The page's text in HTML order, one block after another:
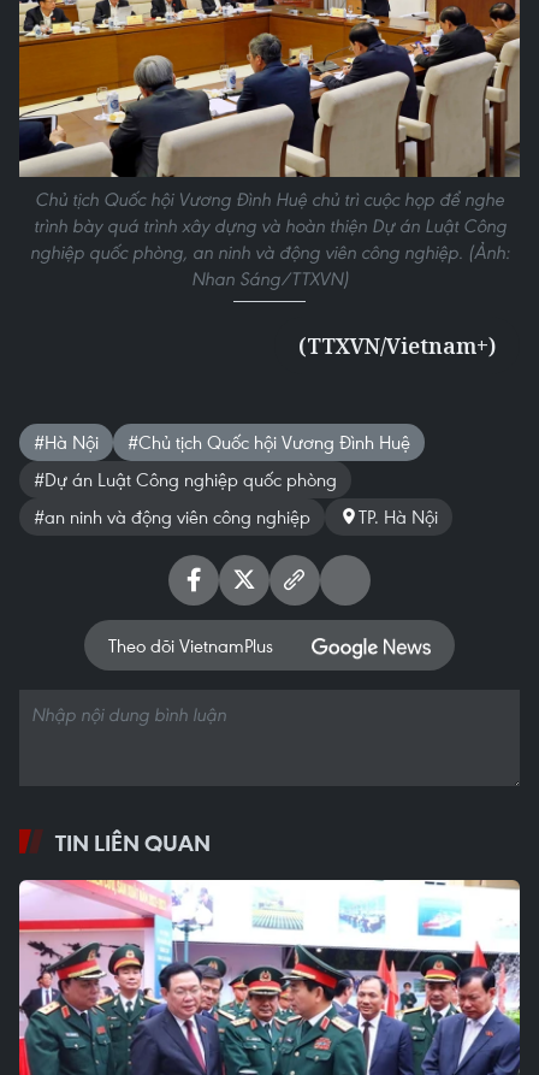
Chủ tịch Quốc hội Vương Đình Huệ chủ trì cuộc họp để nghe
trình bày quá trình xây dựng và hoàn thiện Dự án Luật Công
nghiệp quốc phòng, an ninh và động viên công nghiệp. (Ảnh:
Nhan Sáng/TTXVN)
(TTXVN/Vietnam+)
#Hà Nội
#Chủ tịch Quốc hội Vương Đình Huệ
#Dự án Luật Công nghiệp quốc phòng
#an ninh và động viên công nghiệp
TP. Hà Nội
Theo dõi VietnamPlus
TIN LIÊN QUAN